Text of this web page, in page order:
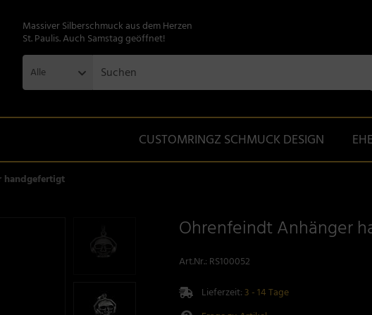
Massiver Silberschmuck aus dem Herzen
St. Paulis. Auch Samstag geöffnet!
Alle
CUSTOMRINGZ SCHMUCK DESIGN
handgefertigt
Ohrenfeindt Anhänger
Art.Nr.: RS100052
Lieferzeit: 3 - 14 Tage